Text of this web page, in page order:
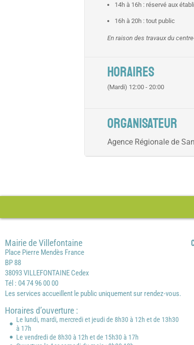
14h à 16h : réservé aux
16h à 20h : tout public
En raison des travaux du
HORAIRES
(Mardi) 12:00 - 20:00
ORGANISATEUR
Agence Régionale de
Mairie de Villefontaine
Place Pierre Mendès France
BP 88
38093 VILLEFONTAINE Cedex
Tél : 04 74 96 00 00
Les services accueillent le public uniquement sur rendez-vous.
Horaires d’ouverture :
Le lundi, mardi, mercredi et jeudi de 8h30 à 12h et de 13h30
à 17h
Le vendredi de 8h30 à 12h et de 15h30 à 17h